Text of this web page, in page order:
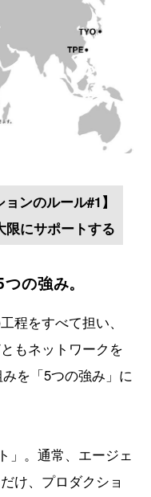
ンのルール#1】
限にサポートする
の強み。
程をすべて担い、
もネットワークを
を「5つの強み」に
」。通常、エージェ
け、プロダクショ